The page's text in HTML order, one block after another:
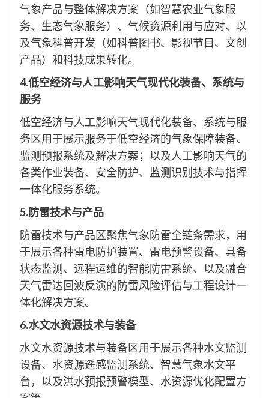
气象产品与整体解决方案（如智慧农业气象服
务、生态气象服务）、气候资源利用与应对、以
及气象科普开发（如科普图书、影视节目、文创
产品）和科技成果转化。
4.低空经济与人工影响天气现代化装备、系统与
服务
低空经济与人工影响天气现代化装备、系统与服
务区用于展示服务于低空经济的气象保障装备、
监测预报系统及解决方案；以及人工影响天气的
各类作业装备、安全防护、监测识别技术与指挥
一体化服务系统。
5.防雷技术与产品
防雷技术与产品区聚焦气象防雷全链条需求，用
于展示各种雷电防护装置、雷电预警设备、具备
状态监测、远程运维的智能防雷系统、以及融合
天气雷达回波反演的防雷风险评估与工程设计一
体化解决方案。
6.水文水资源技术与装备
水文水资源技术与装备区用于展示各种水文监测
设备、水资源遥感监测系统、智慧气象水文平
台，以及洪水预报预警模型、水资源优化配置方